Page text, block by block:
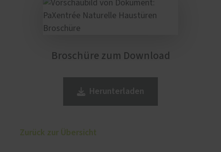
Broschüre zum Download
Herunterladen
Zurück zur Übersicht